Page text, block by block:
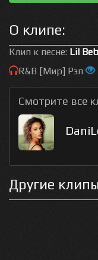
О клипе:
Клип к песне: Lil
R&B [Мир] Рэп
Смотрите все
Другие